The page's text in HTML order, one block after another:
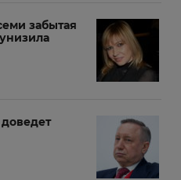
забытая